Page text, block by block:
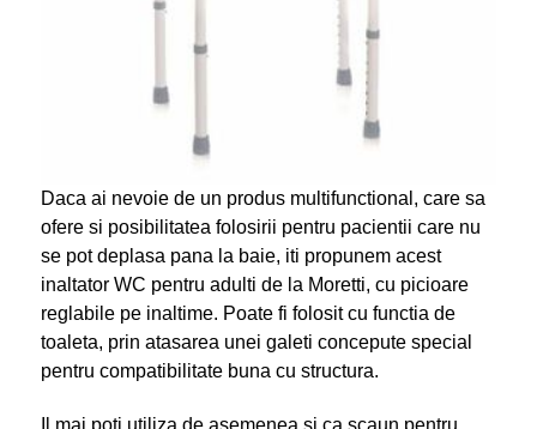
Daca ai nevoie de un produs multifunctional, care sa
ofere si posibilitatea folosirii pentru pacientii care nu
se pot deplasa pana la baie, iti propunem acest
inaltator WC pentru adulti de la Moretti, cu picioare
reglabile pe inaltime. Poate fi folosit cu functia de
toaleta, prin atasarea unei galeti concepute special
pentru compatibilitate buna cu structura.